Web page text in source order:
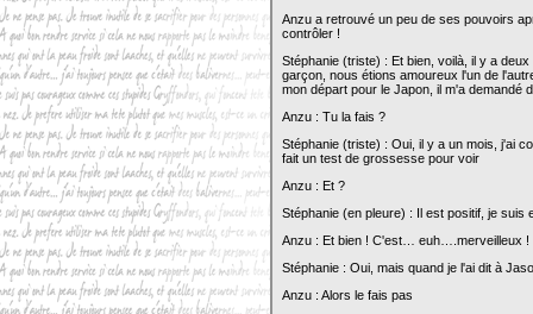
Anzu a retrouvé un peu de ses pouvoirs
contrôler !
Stéphanie (triste) : Et bien, voilà, il y a
garçon, nous étions amoureux l'un de
mon départ pour le Japon, il m'a demandé
Anzu : Tu la fais ?
Stéphanie (triste) : Oui, il y a un mois, j'ai
fait un test de grossesse pour voir
Anzu : Et ?
Stéphanie (en pleure) : Il est positif, je suis
Anzu : Et bien ! C'est… euh….merveilleux !
Stéphanie : Oui, mais quand je l'ai dit à
Anzu : Alors le fais pas